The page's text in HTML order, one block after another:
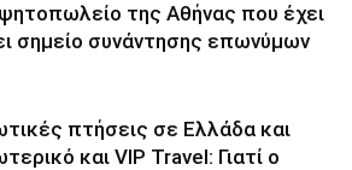
της Αθήνας που έχει
σημείο συνάντησης επωνύμων
πτήσεις σε Ελλάδα και
και VIP Travel: Γιατί ο